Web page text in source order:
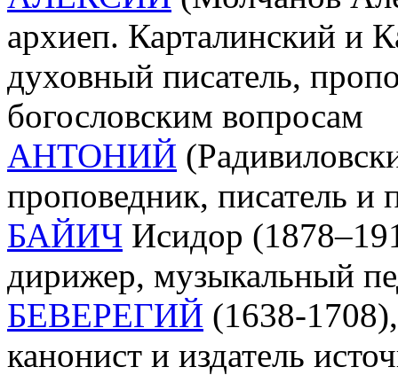
архиеп. Карталинский и
духовный писатель,
богословским вопросам
АНТОНИЙ
проповедник, писатель и
БАЙИЧ Исидор
дирижер, музыкальный
БЕВЕРЕГИЙ (1638-
канонист и издатель